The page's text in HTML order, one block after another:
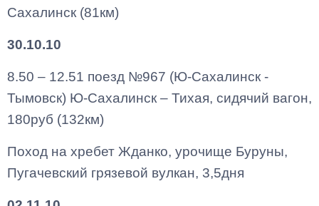
Сахалинск (81км)
30.10.10
8.50 – 12.51 поезд №967 (Ю-Сахалинск -
Тымовск) Ю-Сахалинск – Тихая, сидячий вагон,
180руб (132км)
Поход на хребет Жданко, урочище Буруны,
Пугачевский грязевой вулкан, 3,5дня